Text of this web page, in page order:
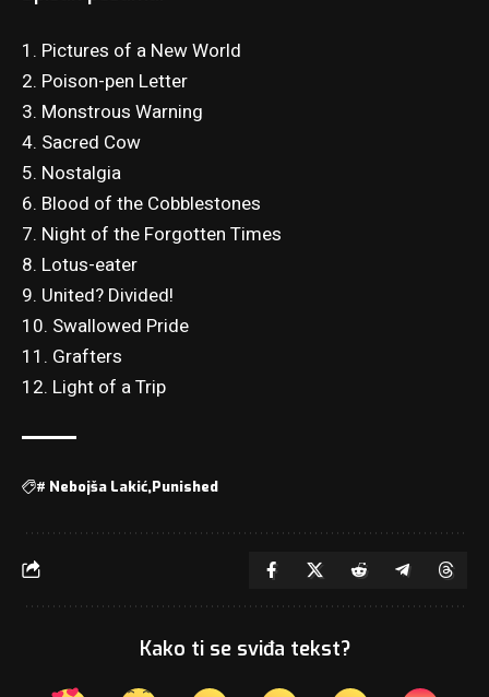
1. Pictures of a New World
2. Poison-pen Letter
3. Monstrous Warning
4. Sacred Cow
5. Nostalgia
6. Blood of the Cobblestones
7. Night of the Forgotten Times
8. Lotus-eater
9. United? Divided!
10. Swallowed Pride
11. Grafters
12. Light of a Trip
# Nebojša Lakić Punished
Kako ti se sviđa tekst?